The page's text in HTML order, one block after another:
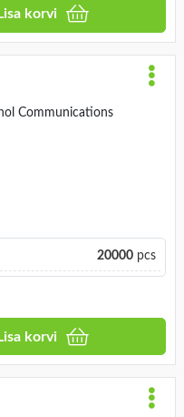
Lisa korvi
Communications
20000pcs
korvi